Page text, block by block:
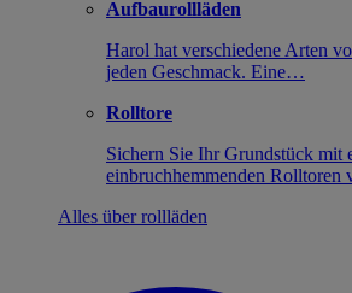
Aufbaurollläden
Harol hat verschiedene Arten
jeden Geschmack. Eine…
Rolltore
Sichern Sie Ihr Grundstück mit
einbruchhemmenden
Alles über rollläden